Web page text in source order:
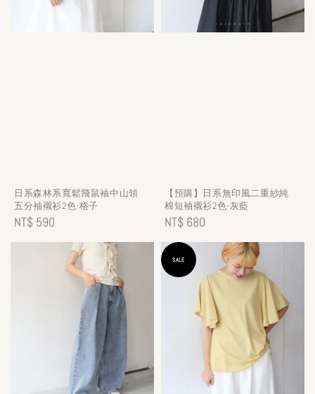
日系森林系寬鬆飛鼠袖中山領
五分袖襯衫2色-格子
Regular
price
NT$ 590
【預購】日系無印風二重紗純
棉短袖襯衫2色-灰藍
Regular
price
NT$ 680
SALE